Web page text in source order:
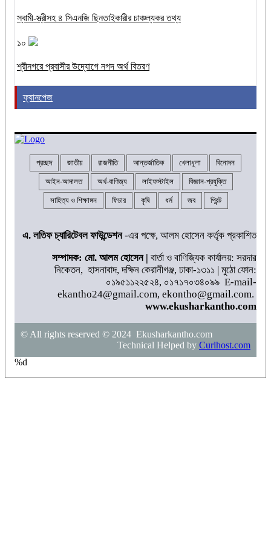
স্বামী-স্ত্রীসহ ৪ সিএনজি ছিনতাইকারীর চাঞ্চল্যকর তথ্য
১০
শ্রীনগরে প্রবাসীর উদ্যোগে নগদ অর্থ বিতরণ
ফ্যানপেজ
প্রচ্ছদ জাতীয় রাজনীতি আন্তর্জাতিক খেলাধূলা বিনোদন
আইন-আদালত অর্থ-বাণিজ্য লাইফস্টাইল বিজ্ঞান-প্রযুক্তি
সাহিত্য ও শিক্ষাঙ্গন ফিচার কৃষি ধর্ম জব প্রিন্ট
এ. লতিফ চ্যারিটেবল ফাউন্ডেশন-এর পক্ষে, আলম হোসেন কর্তৃক প্রকাশিত
সম্পাদক: মো. আলম হোসেন | বার্তা ও বাণিজ্যিক কার্যালয়: সরদার
নিকেতন, হাসনাবাদ, দক্ষিন কেরানীগঞ্জ, ঢাকা-১৩১১ | মুঠো ফোন:
০১৯৫১১২২৫২৪, ০১৭১৭০৩৪০৯৯ E-mail-
ekantho24@gmail.com, ekontho@gmail.com.
www.ekusharkantho.com
© All rights reserved © 2024 Ekusharkantho.com
Technical Helped by Curlhost.com
%d